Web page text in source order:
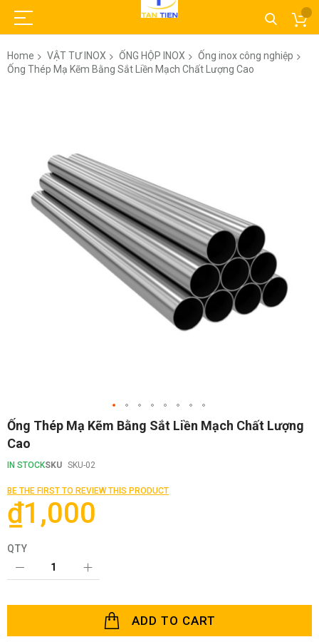
Home VẬT TƯ INOX ỐNG HỘP INOX
Ống inox công nghiệp
Ống Thép Mạ Kẽm Bằng Sắt Liền Mạch Chất Lượng Cao
Skip
to
the
of
images
gallery
Ống Thép Mạ Kẽm Bằng Sắt Liền Mạch Chất Lượng
Cao
IN STOCKSKU SKU-02
BE THE FIRST TO REVIEW THIS PRODUCT
₫1,000
QTY
ADD TO CART